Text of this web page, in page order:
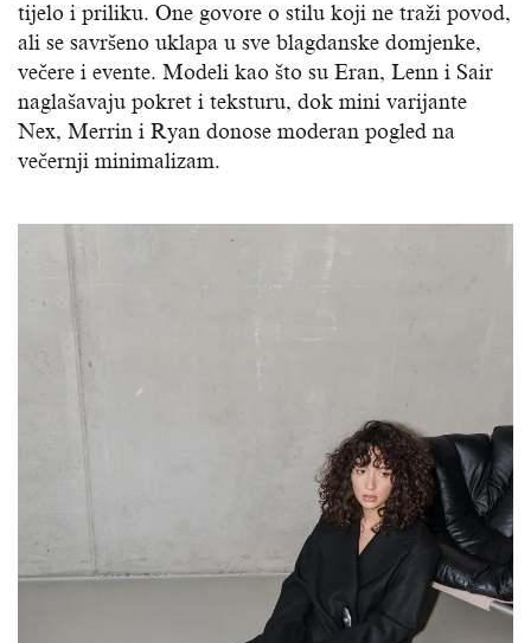
tijelo i priliku. One govore o stilu koji ne traži povod,
ali se savršeno uklapa u sve blagdanske domjenke,
večere i evente. Modeli kao što su Eran, Lenn i Sair
naglašavaju pokret i teksturu, dok mini varijante
Nex, Merrin i Ryan donose moderan pogled na
večernji minimalizam.